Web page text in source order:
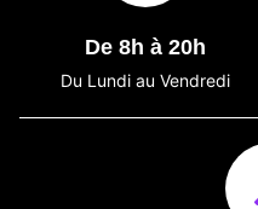
De 8h à 20h
Du Lundi au Vendredi